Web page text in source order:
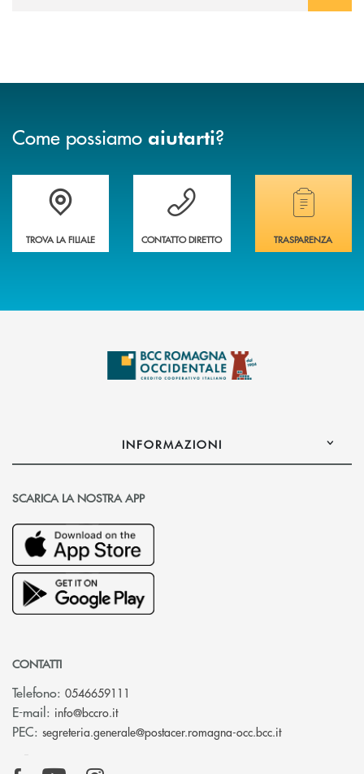
Come possiamo aiutarti?
Accedi all' elenco completo delle filiali della banca.
TROVA LA FILIALE
Hai bisogno di assistenza immediata?
CONTATTO DIRETTO
Hai bisogno di
TRASPARENZA
INFORMAZIONI
SCARICA LA NOSTRA APP
CONTATTI
Telefono: 0546659111
E-mail: info@bccro.it(si apre l’app di posta elettronica)
PEC: segreteria.generale@postacer.romagna-occ.bcc.it(si apre l’app